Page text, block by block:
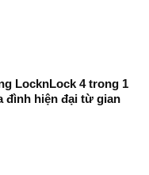
LocknLock 4 trong 1
đình hiện đại từ gian